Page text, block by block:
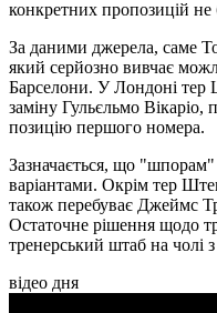
конкретних пропозицій не
За даними джерела, саме
який серйозно вивчає
Барселони. У Лондоні тер
заміну Гульєльмо
позицію першого номера.
Зазначається, що "шпорам"
варіантами. Окрім тер
також перебуває Джеймс
Остаточне рішення щодо
тренерський штаб на чолі
відео дня